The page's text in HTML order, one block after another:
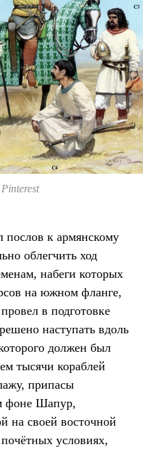
к армянскому
облегчить ход
набеги которых
на южном фланге,
в подготовке
наступать вдоль
должен был
тысячи кораблей
припасы
фоне Шапур,
на своей восточной
условиях,